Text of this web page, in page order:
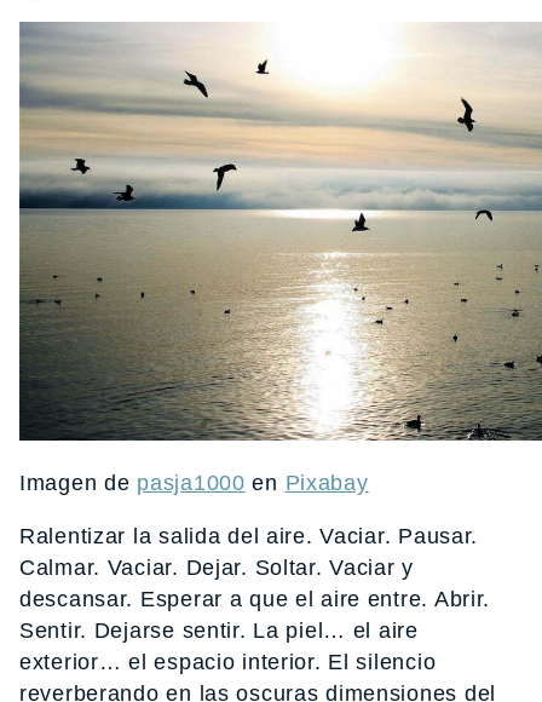
Imagen de pasja1000 en Pixabay
Ralentizar la salida del aire. Vaciar. Pausar.
Calmar. Vaciar. Dejar. Soltar. Vaciar y
descansar. Esperar a que el aire entre. Abrir.
Sentir. Dejarse sentir. La piel… el aire
exterior… el espacio interior. El silencio
reverberando en las oscuras dimensiones del